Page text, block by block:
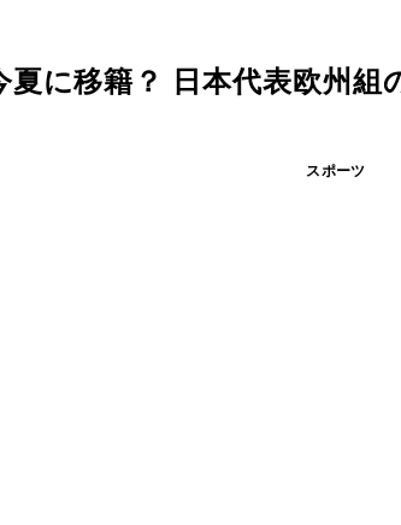
夏に移籍？ 日本代表欧州組
スポーツ